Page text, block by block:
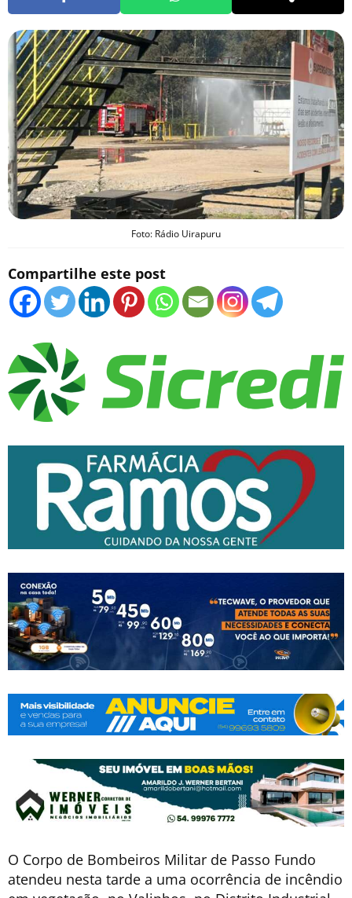
Foto: Rádio Uirapuru
Compartilhe este post
O Corpo de Bombeiros Militar de Passo Fundo
atendeu nesta tarde a uma ocorrência de incêndio